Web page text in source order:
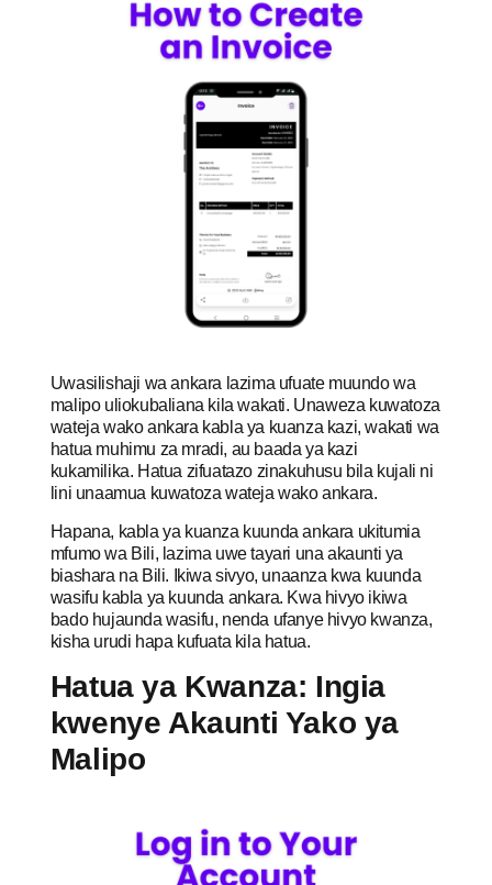
Uwasilishaji wa ankara lazima ufuate muundo wa
malipo uliokubaliana kila wakati. Unaweza kuwatoza
wateja wako ankara kabla ya kuanza kazi, wakati wa
hatua muhimu za mradi, au baada ya kazi
kukamilika. Hatua zifuatazo zinakuhusu bila kujali ni
lini unaamua kuwatoza wateja wako ankara.
Hapana, kabla ya kuanza kuunda ankara ukitumia
mfumo wa Bili, lazima uwe tayari una akaunti ya
biashara na Bili. Ikiwa sivyo, unaanza kwa kuunda
wasifu kabla ya kuunda ankara. Kwa hivyo ikiwa
bado hujaunda wasifu, nenda ufanye hivyo kwanza,
kisha urudi hapa kufuata kila hatua.
Hatua ya Kwanza: Ingia
kwenye Akaunti Yako ya
Malipo